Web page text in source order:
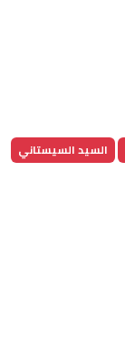
السيد السيستاني